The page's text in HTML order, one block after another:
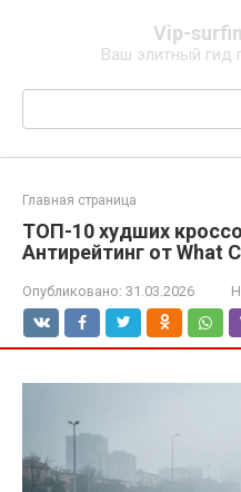
Vip-
Ваш элитный гид
Поиск:
Главная страница
ТОП-10 худших
Антирейтинг от What
Опубликовано: 31.03.2026